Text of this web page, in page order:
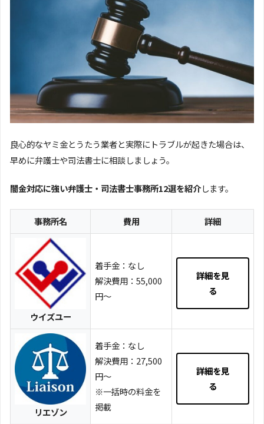
良心的なヤミ金とうたう業者と実際にトラブルが起きた場合は、
早めに弁護士や司法書士に相談しましょう。
闇金対応に強い弁護士・司法書士事務所12選を紹介します。
事務所名 費用 詳細
ウイズユー
着手金：なし
解決費用：55,000
円～
詳細を見
る
リエゾン
着手金：なし
解決費用：27,500
円～
※一括時の料金を
掲載
詳細を見
る